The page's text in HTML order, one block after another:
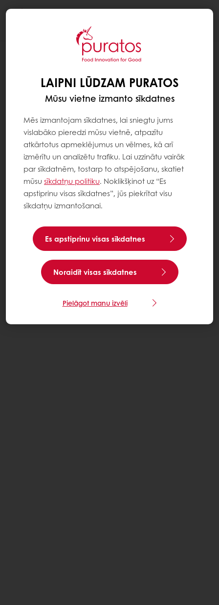
MŪSU APŅEMŠANĀS NODROŠINĀT ILGTSPĒJU
LAIPNI LŪDZAM PURATOS
Mūsu vietne izmanto sīkdatnes
Mēs izmantojam sīkdatnes, lai sniegtu jums
vislabāko pieredzi mūsu vietnē, atpazītu
atkārtotus apmeklējumus un vēlmes, kā arī
izmērītu un analizētu trafiku. Lai uzzinātu vairāk
par sīkdatnēm, tostarp to atspējošanu, skatiet
mūsu sīkdatņu politiku. Noklikšķinot uz “Es
apstiprinu visas sīkdatnes”, jūs piekrītat visu
sīkdatņu izmantošanai.
Es apstiprinu visas sīkdatnes
Noraidīt visas sīkdatnes
Pielāgot manu izvēli